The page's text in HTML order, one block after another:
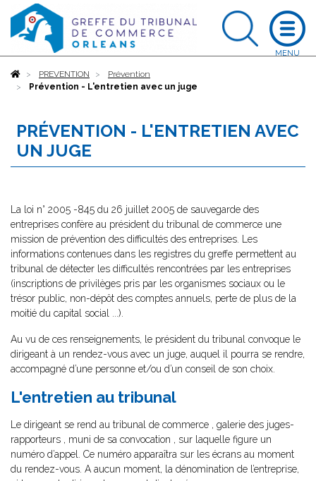
AccueilPREVENTION
Prévention
Prévention - L'entretien avec un juge
PRÉVENTION - L'ENTRETIEN AVEC
UN JUGE
La loi n° 2005 -845 du 26 juillet 2005 de sauvegarde des
entreprises confère au président du tribunal de commerce une
mission de prévention des difficultés des entreprises. Les
informations contenues dans les registres du greffe permettent au
tribunal de détecter les difficultés rencontrées par les entreprises
(inscriptions de privilèges pris par les organismes sociaux ou le
trésor public, non-dépôt des comptes annuels, perte de plus de la
moitié du capital social ...).
Au vu de ces renseignements, le président du tribunal convoque le
dirigeant à un rendez-vous avec un juge, auquel il pourra se rendre,
accompagné d’une personne et/ou d’un conseil de son choix.
L'entretien au tribunal
Le dirigeant se rend au tribunal de commerce , galerie des juges-
rapporteurs , muni de sa convocation , sur laquelle figure un
numéro d’appel. Ce numéro apparaîtra sur les écrans au moment
du rendez-vous. A aucun moment, la dénomination de l’entreprise,